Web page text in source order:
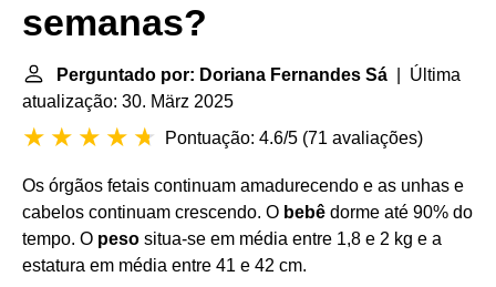
semanas?
Perguntado por: Doriana Fernandes Sá | Última
atualização: 30. März 2025
Pontuação: 4.6/5 (71 avaliações)
Os órgãos fetais continuam amadurecendo e as unhas e
cabelos continuam crescendo. O bebê dorme até 90% do
tempo. O peso situa-se em média entre 1,8 e 2 kg e a
estatura em média entre 41 e 42 cm.